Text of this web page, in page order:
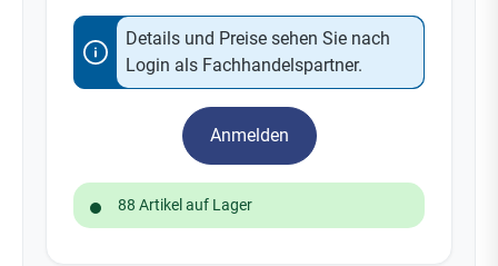
Details und Preise sehen Sie nach
Login als Fachhandelspartner.
Anmelden
88 Artikel auf Lager